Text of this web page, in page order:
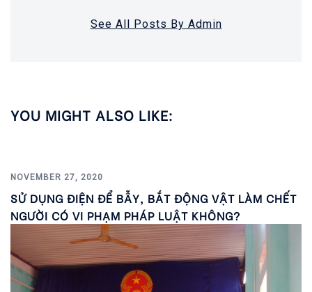
See All Posts By Admin
YOU MIGHT ALSO LIKE:
NOVEMBER 27, 2020
SỬ DỤNG ĐIỆN ĐỂ BẪY, BẮT ĐỘNG VẬT LÀM CHẾT
NGƯỜI CÓ VI PHẠM PHÁP LUẬT KHÔNG?